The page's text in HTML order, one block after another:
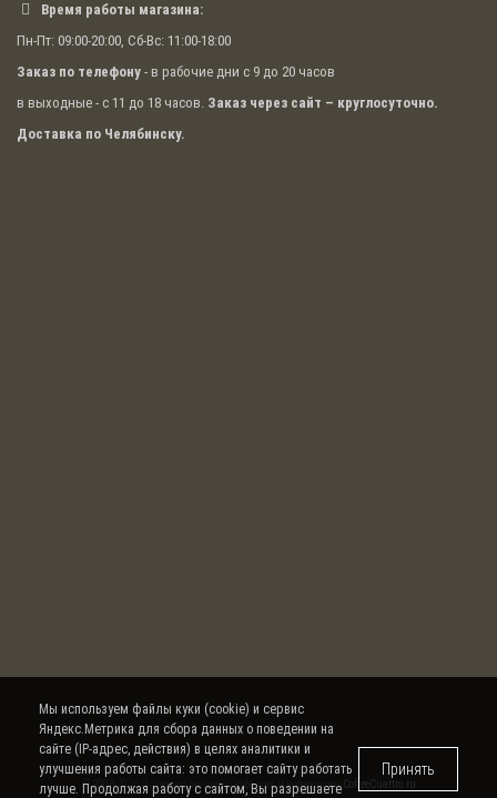
Время работы магазина:
Пн-Пт: 09:00-20:00, Сб-Вс: 11:00-18:00
Заказ по телефону - в рабочие дни с 9 до 20 часов
в выходные - с 11 до 18 часов. Заказ через сайт – круглосуточно.
Доставка по Челябинску.
© 2008-2026 Интернет магазин кофе, чая и кофемашинCoffeeCuattro.ru
Мы используем файлы куки (cookie) и сервис
Яндекс.Метрика для сбора данных о поведении на
сайте (IP-адрес, действия) в целях аналитики и
улучшения работы сайта: это помогает сайту работать
лучше. Продолжая работу с сайтом, Вы разрешаете
Принять